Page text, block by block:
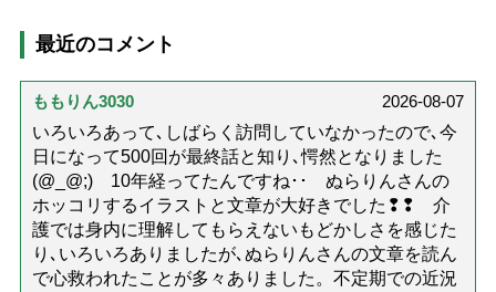
最近のコメント
ももりん3030
2026-08-07
いろいろあって､しばらく訪問していなかったので､今
日になって500回が最終話と知り､愕然となりました
(@_@;) 10年経ってたんですね･･ ぬらりんさんの
ホッコリするイラストと文章が大好きでした❢❢ 介
護では身内に理解してもらえないもどかしさを感じた
り､いろいろありましたが､ぬらりんさんの文章を読ん
で心救われたことが多々ありました。不定期での近況